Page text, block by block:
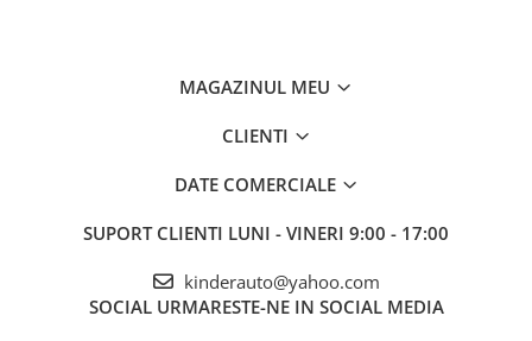
MAGAZINUL MEU
CLIENTI
DATE COMERCIALE
SUPORT CLIENTI LUNI - VINERI 9:00 - 17:00
kinderauto@yahoo.com
SOCIAL URMARESTE-NE IN SOCIAL MEDIA